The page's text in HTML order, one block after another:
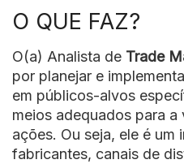
O QUE FAZ?
O(a) Analista de Trade
por planejar e
em públicos-alvos
meios adequados para a
ações. Ou seja, ele é um
fabricantes, canais de